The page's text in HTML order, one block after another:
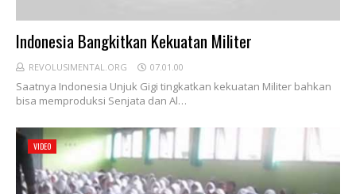
Indonesia Bangkitkan Kekuatan Militer
REVOLUSIMENTAL.ORG 07.01.00
Saatnya Indonesia Unjuk Gigi tingkatkan kekuatan Militer bahkan
bisa memproduksi Senjata dan Al…
VIDEO